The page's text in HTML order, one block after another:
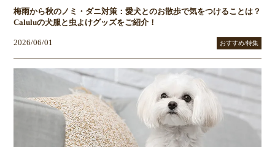
梅雨から秋のノミ・ダニ対策：愛犬とのお散歩で気をつけることは？
Caluluの犬服と虫よけグッズをご紹介！
2026/06/01 おすすめ/特集